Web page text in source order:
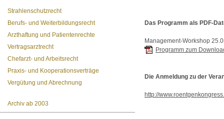
Strahlenschutzrecht
Berufs- und Weiterbildungsrecht
Arzthaftung und Patientenrechte
Vertragsarztrecht
Chefarzt- und Arbeitsrecht
Praxis- und Kooperationsverträge
Vergütung und Abrechnung
Archiv ab 2003
Das Programm als PDF-
Management-Workshop
Programm zum
Die Anmeldung zu der
http://